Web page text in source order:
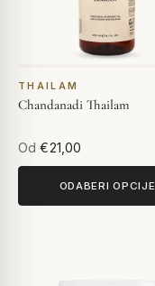
THAILAM
Chandanadi Thailam
Od €21,00
ODABERI OPCIJE